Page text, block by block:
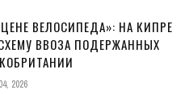
ВЕЛОСИПЕДА»: НА КИПРЕ
ВВОЗА ПОДЕРЖАННЫХ
2026